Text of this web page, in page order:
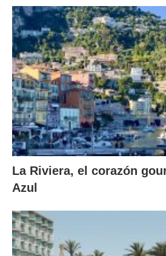
La Riviera, el corazón
Azul